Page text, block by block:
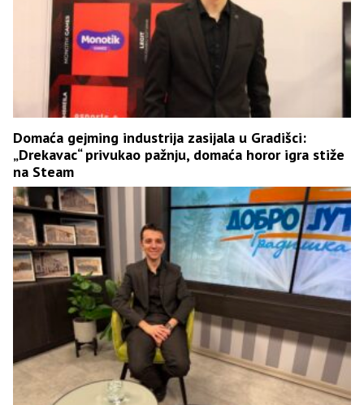
Domaća gejming industrija zasijala u Gradišci:
„Drekavac“ privukao pažnju, domaća horor igra stiže
na Steam